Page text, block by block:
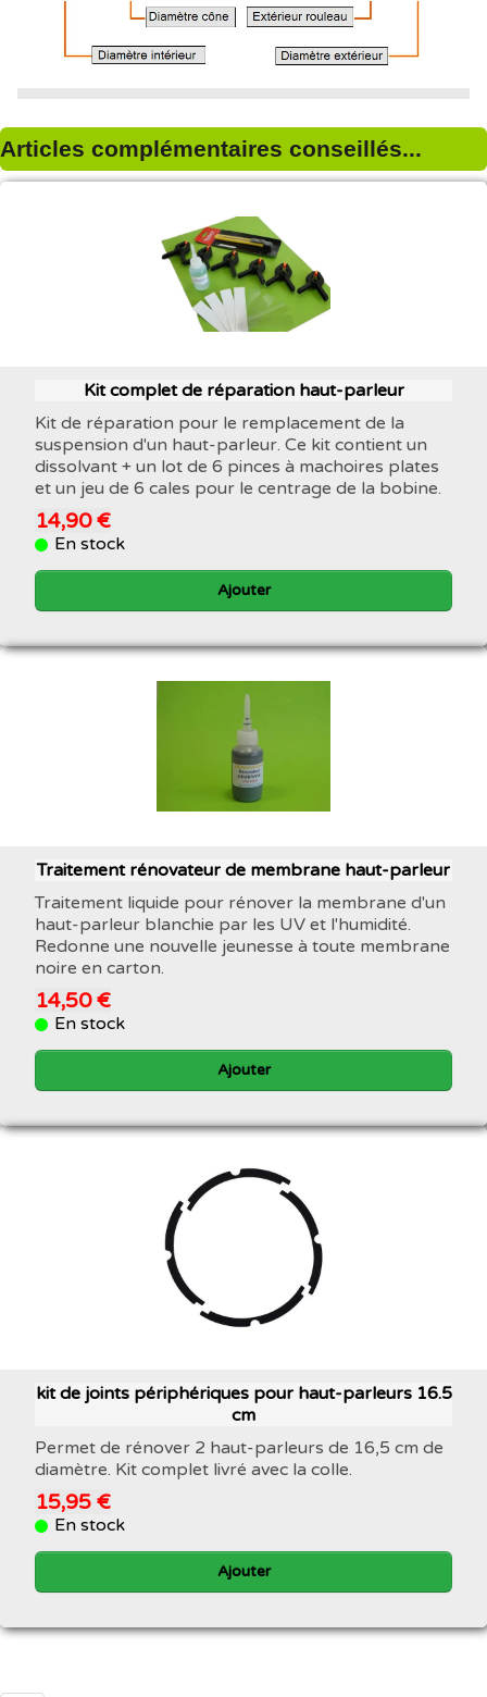
Articles complémentaires conseillés...
Kit complet de réparation haut-parleur
Kit de réparation pour le remplacement de la
suspension d'un haut-parleur. Ce kit contient un
dissolvant + un lot de 6 pinces à machoires plates
et un jeu de 6 cales pour le centrage de la bobine.
14,90 €
En stock
Ajouter
Traitement rénovateur de membrane haut-parleur
Traitement liquide pour rénover la membrane d'un
haut-parleur blanchie par les UV et l'humidité.
Redonne une nouvelle jeunesse à toute membrane
noire en carton.
14,50 €
En stock
Ajouter
kit de joints périphériques pour haut-parleurs 16.5
cm
Permet de rénover 2 haut-parleurs de 16,5 cm de
diamètre. Kit complet livré avec la colle.
15,95 €
En stock
Ajouter